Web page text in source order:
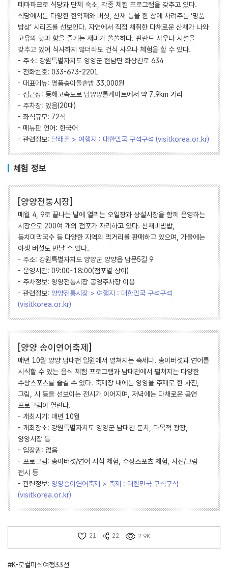
테마파크로 식당과 단체 숙소, 각종 체험 프로그램을 갖추고 있다.
식당에서는 다양한 한약재와 버섯, 산채 등을 한 상에 차려주는 ‘명품
밥상’ 시리즈를 선보인다. 자연에서 직접 채취한 다채로운 산채가 나와
고유의 맛과 향을 즐기는 재미가 쏠쏠하다. 핀란드 사우나 시설을
갖추고 있어 식사하지 않더라도 건식 사우나 체험을 할 수 있다.
- 주소: 강원특별자치도 양양군 현남면 화상천로 634
- 전화번호: 033-673-2201
- 대표메뉴: 명품송이돌솥밥 33,000원
- 접근성: 동해고속도로 남양양톨게이트에서 약 7.9km 거리
- 주차장: 있음(20대)
- 좌석규모: 72석
- 메뉴판 언어: 한국어
- 관련정보: 달래촌 > 여행지 : 대한민국 구석구석 (visitkorea.or.kr)
체험 정보
[양양전통시장]
매월 4, 9로 끝나는 날에 열리는 오일장과 상설시장을 함께 운영하는
시장으로 200여 개의 점포가 자리하고 있다. 산채비빔밥,
동치미막국수 등 다양한 지역의 먹거리를 판매하고 있으며, 가을에는
야생 버섯도 만날 수 있다.
- 주소: 강원특별자치도 양양군 양양읍 남문5길 9
- 운영시간: 09:00~18:00(점포별 상이)
- 주차정보: 양양전통시장 공영주차장 이용
- 관련정보: 양양전통시장 > 여행지 : 대한민국 구석구석
(visitkorea.or.kr)
[양양 송이연어축제]
매년 10월 양양 남대천 일원에서 펼쳐지는 축제다. 송이버섯과 연어를
시식할 수 있는 음식 체험 프로그램과 남대천에서 펼쳐지는 다양한
수상스포츠를 즐길 수 있다. 축제장 내에는 양양을 주제로 한 사진,
그림, 시 등을 선보이는 전시가 이어지며, 저녁에는 다채로운 공연
프로그램이 열린다.
- 개최시기: 매년 10월
- 개최장소: 강원특별자치도 양양군 남대천 둔치, 다목적 광장,
양양시장 등
- 입장권: 없음
- 프로그램: 송이버섯/연어 시식 체험, 수상스포츠 체험, 사진/그림
전시 등
- 관련정보: 양양송이연어축제 > 축제 : 대한민국 구석구석
(visitkorea.or.kr)
21 22 2.9K
#K-로컬미식여행33선